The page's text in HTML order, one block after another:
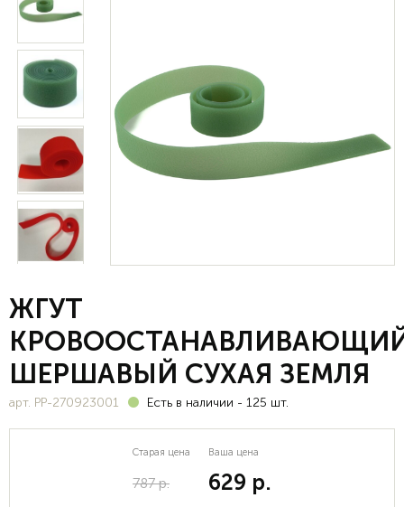
ЖГУТ
ШЕРШАВЫЙ СУХАЯ ЗЕМЛЯ
арт. PP-270923001 Есть в наличии - 125 шт.
Старая цена
787 р.
Ваша цена
629 р.